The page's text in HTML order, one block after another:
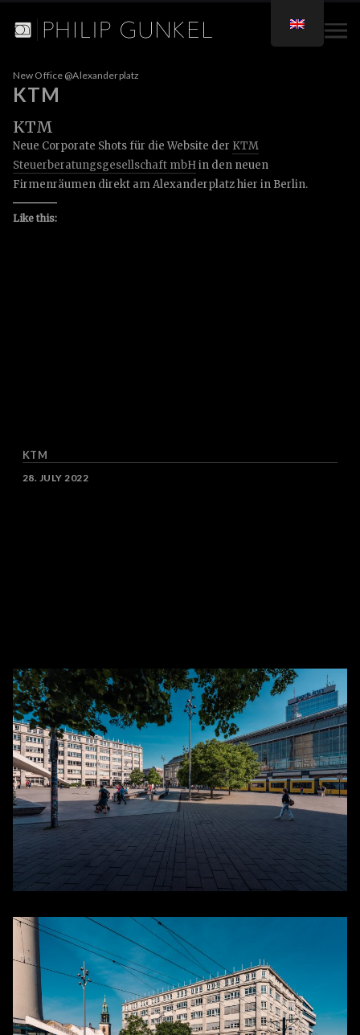
New Office @Alexanderplatz
KTM
KTM
Neue Corporate Shots für die Website der KTM
Steuerberatungsgesellschaft mbHin den neuen
Firmenräumen direkt am Alexanderplatz hier in Berlin.
Like this:
KTM
DATE
28. JULY 2022